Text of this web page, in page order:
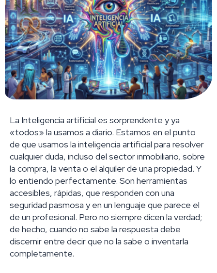
La Inteligencia artificial es sorprendente y ya
«todos» la usamos a diario. Estamos en el punto
de que usamos la inteligencia artificial para resolver
cualquier duda, incluso del sector inmobiliario, sobre
la compra, la venta o el alquiler de una propiedad. Y
lo entiendo perfectamente. Son herramientas
accesibles, rápidas, que responden con una
seguridad pasmosa y en un lenguaje que parece el
de un profesional. Pero no siempre dicen la verdad;
de hecho, cuando no sabe la respuesta debe
discernir entre decir que no la sabe o inventarla
completamente.